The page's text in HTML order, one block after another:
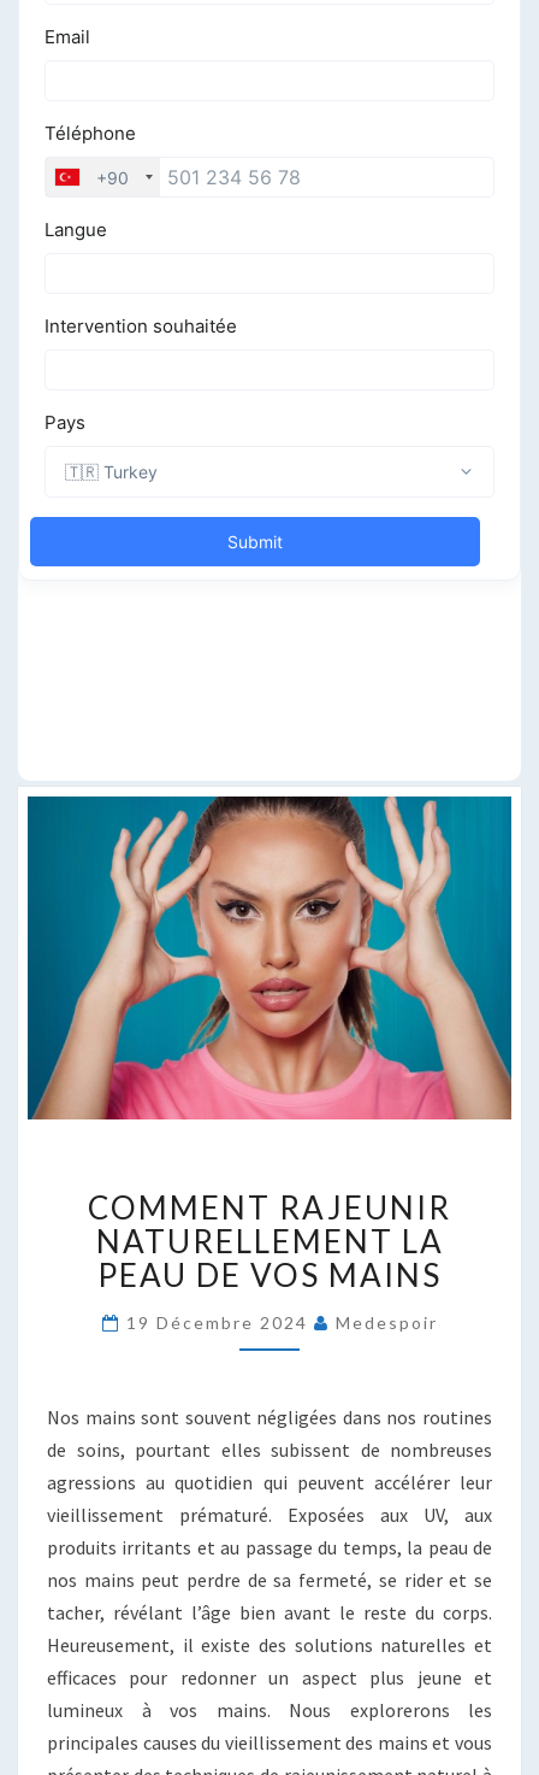
RAJEUNIR
NATURELLEMENT
LA
PEAU
DE
COMMENT RAJEUNIR
NATURELLEMENT LA
PEAU DE VOS MAINS
19 Décembre 2024 Medespoir
Nos mains sont souvent négligées dans nos routines
de soins, pourtant elles subissent de nombreuses
agressions au quotidien qui peuvent accélérer leur
vieillissement prématuré. Exposées aux UV, aux
produits irritants et au passage du temps, la peau de
nos mains peut perdre de sa fermeté, se rider et se
tacher, révélant l’âge bien avant le reste du corps.
Heureusement, il existe des solutions naturelles et
efficaces pour redonner un aspect plus jeune et
lumineux à vos mains. Nous explorerons les
principales causes du vieillissement des mains et vous